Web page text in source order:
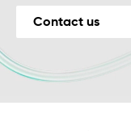
Contact us